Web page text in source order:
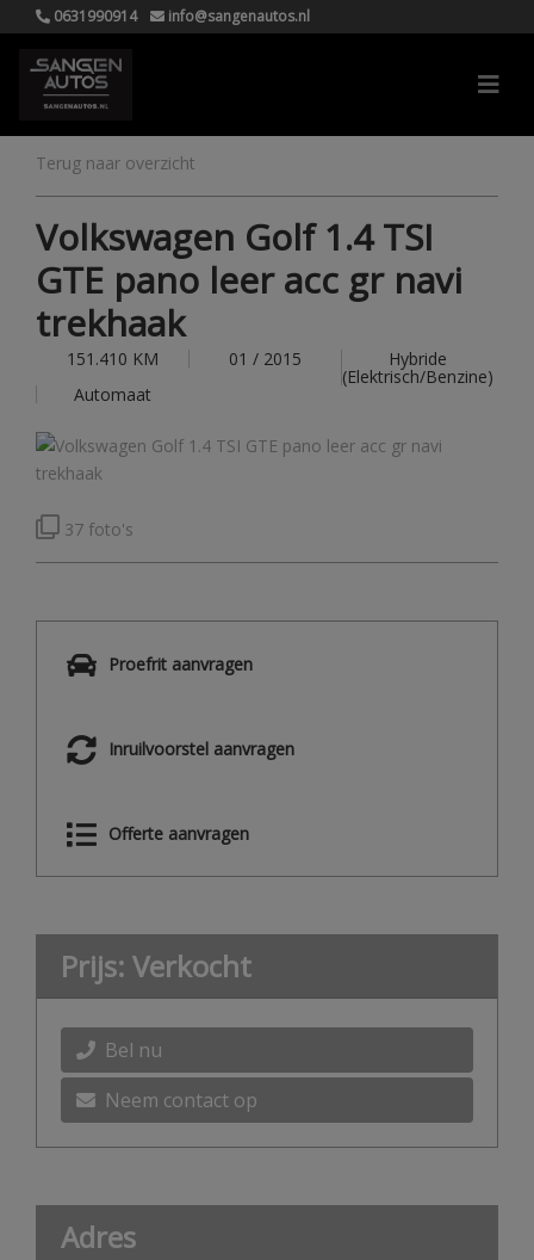
0631990914 info@sangenautos.nl
Terug naar overzicht
Volkswagen Golf 1.4 TSI
GTE pano leer acc gr navi
trekhaak
151.410 KM 01 / 2015 Hybride
(Elektrisch/Benzine)
Automaat
37 foto's
Proefrit aanvragen
Inruilvoorstel aanvragen
Offerte aanvragen
Prijs: Verkocht
Bel nu
Neem contact op
Adres